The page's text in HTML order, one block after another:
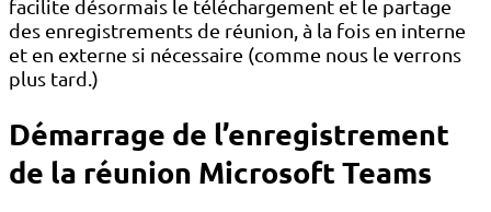
facilite désormais le téléchargement et le partage
des enregistrements de réunion, à la fois en interne
et en externe si nécessaire (comme nous le verrons
plus tard.)
Démarrage de l’enregistrement
de la réunion Microsoft Teams